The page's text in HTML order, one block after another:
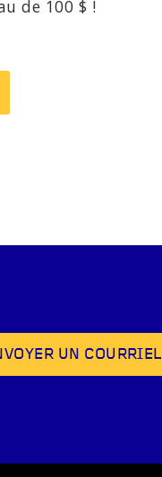
de 100 $ !
UN COURRIEL